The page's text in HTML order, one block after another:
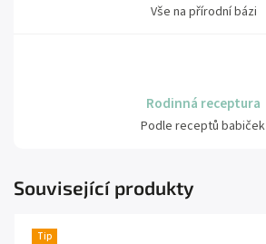
Vše na přírodní bázi
Rodinná receptura
Podle receptů babiček
Související produkty
Tip